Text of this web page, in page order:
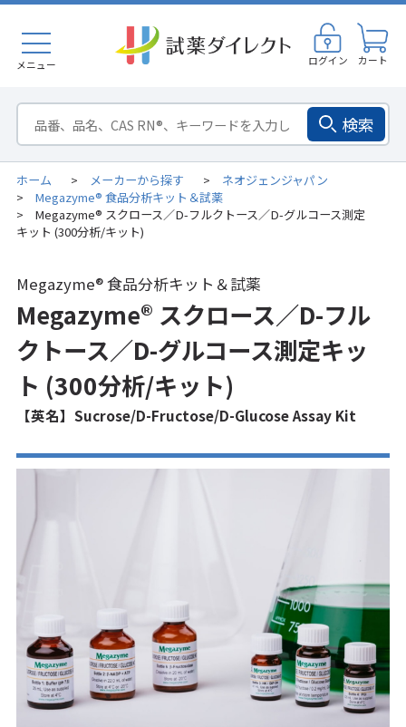
メニュー ログイン カート
検索
ホーム > メーカーから探す > ネオジェンジャパン
> Megazyme® 食品分析キット＆試薬
>
Megazyme® スクロース／D-フルクトース／D-グルコース測定
キット (300分析/キット)
Megazyme® 食品分析キット＆試薬
Megazyme® スクロース／D-フル
クトース／D-グルコース測定キッ
ト (300分析/キット)
【英名】Sucrose/D-Fructose/D-Glucose Assay Kit